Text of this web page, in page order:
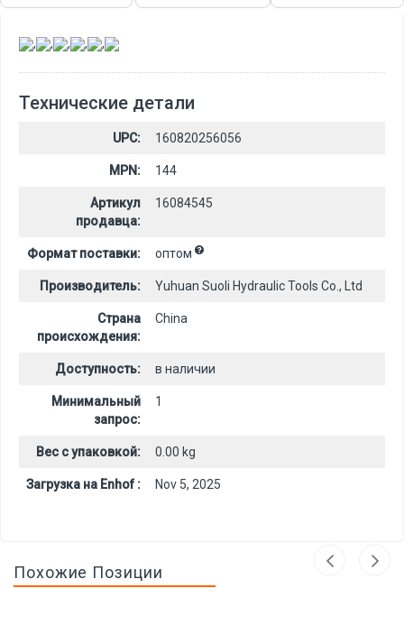
, , , , ,
Технические детали
UPC: 160820256056
MPN: 144
Артикул
продавца:
16084545
Формат поставки: оптом
Производитель: Yuhuan Suoli Hydraulic Tools Co., Ltd
Страна
происхождения:
China
Доступность: в наличии
Минимальный
запрос:
1
Вес с упаковкой: 0.00 kg
Загрузка на Enhof : Nov 5, 2025
Похожие Позиции